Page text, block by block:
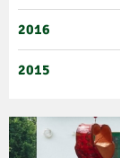
2016
2015